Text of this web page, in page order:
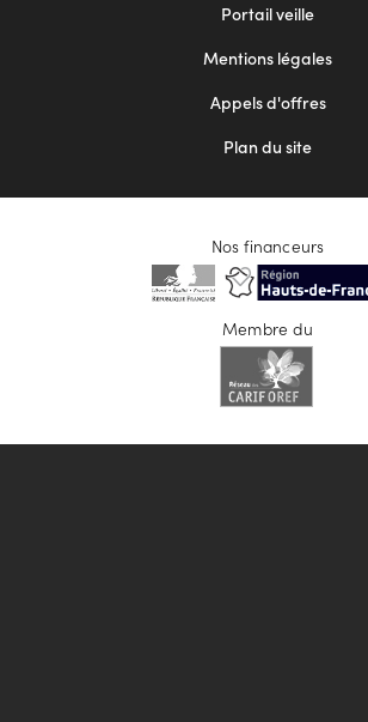
Portail veille
Mentions légales
Appels d'offres
Plan du site
Nos financeurs
Membre du